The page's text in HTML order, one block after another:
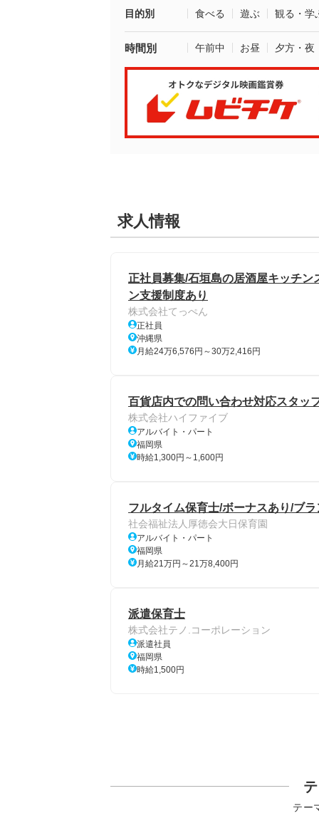
目的別 食べる 遊ぶ 観る・学
時間別 午前中 お昼 夕方・夜
求人情報
正社員募集/石垣島の居酒屋キッチ
ン支援制度あり
株式会社てっぺん
正社員
沖縄県
月給24万6,576円～30万2,416円
百貨店内での問い合わせ対応スタッ
株式会社ハイファイブ
アルバイト・パート
福岡県
時給1,300円～1,600円
フルタイム保育士/ボーナスあり/ブ
社会福祉法人厚徳会大日保育園
アルバイト・パート
福岡県
月給21万円～21万8,400円
派遣保育士
株式会社テノ.コーポレーション
派遣社員
福岡県
時給1,500円
テー